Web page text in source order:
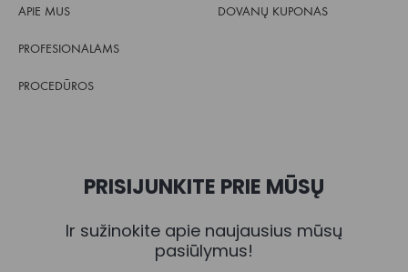
APIE MUS
PROFESIONALAMS
PROCEDŪROS
DOVANŲ KUPONAS
PRISIJUNKITE PRIE MŪSŲ
Ir sužinokite apie naujausius mūsų
pasiūlymus!